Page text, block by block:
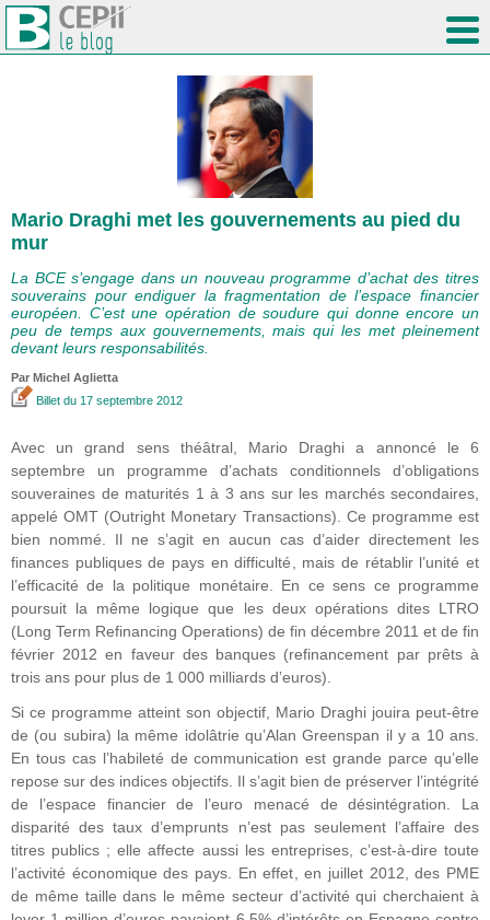
Mario Draghi met les gouvernements au pied du
mur
La BCE s’engage dans un nouveau programme d’achat des titres
souverains pour endiguer la fragmentation de l’espace financier
européen. C’est une opération de soudure qui donne encore un
peu de temps aux gouvernements, mais qui les met pleinement
devant leurs responsabilités.
Par Michel Aglietta
Billet du 17 septembre 2012
Avec un grand sens théâtral, Mario Draghi a annoncé le 6
septembre un programme d’achats conditionnels d’obligations
souveraines de maturités 1 à 3 ans sur les marchés secondaires,
appelé OMT (Outright Monetary Transactions). Ce programme est
bien nommé. Il ne s’agit en aucun cas d’aider directement les
finances publiques de pays en difficulté, mais de rétablir l’unité et
l’efficacité de la politique monétaire. En ce sens ce programme
poursuit la même logique que les deux opérations dites LTRO
(Long Term Refinancing Operations) de fin décembre 2011 et de fin
février 2012 en faveur des banques (refinancement par prêts à
trois ans pour plus de 1 000 milliards d’euros).
Si ce programme atteint son objectif, Mario Draghi jouira peut-être
de (ou subira) la même idolâtrie qu’Alan Greenspan il y a 10 ans.
En tous cas l’habileté de communication est grande parce qu’elle
repose sur des indices objectifs. Il s’agit bien de préserver l’intégrité
de l’espace financier de l’euro menacé de désintégration. La
disparité des taux d’emprunts n’est pas seulement l’affaire des
titres publics ; elle affecte aussi les entreprises, c’est-à-dire toute
l’activité économique des pays. En effet, en juillet 2012, des PME
de même taille dans le même secteur d’activité qui cherchaient à